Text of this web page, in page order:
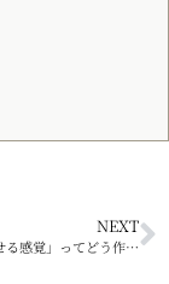
NEXT
筋トレの「効かせる感覚」ってどう作る？